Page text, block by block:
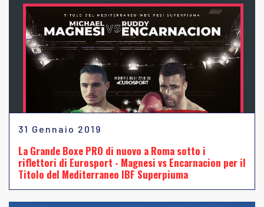
31 Gennaio 2019
La Grande Boxe PRO di nuovo a Roma sotto i
riflettori di Eurosport - Magnesi vs Encarnacion per il
Titolo del Mediterraneo IBF Superpiuma